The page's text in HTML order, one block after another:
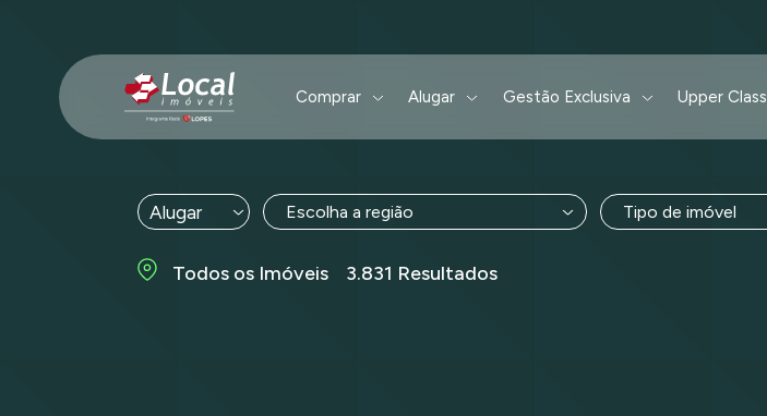
Comprar Alugar Gestão Exclusiva Upper Class
Escolha a região Tipo de imóvel
Todos os Imóveis 3.831 Resultados